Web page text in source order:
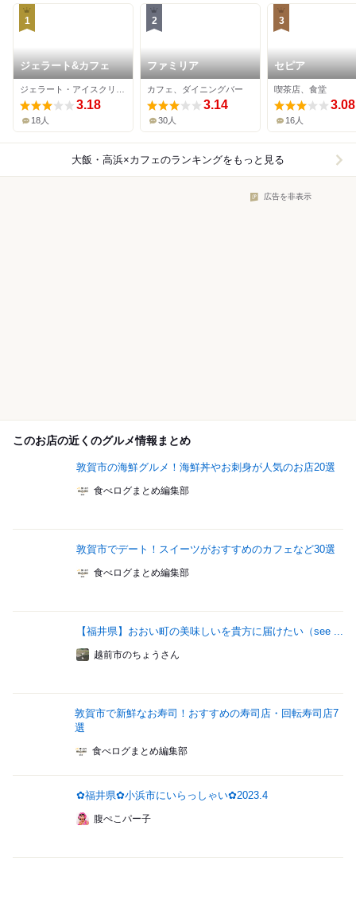
1
ジェラート&カフェ
3.18
18人
2
ファミリア
カフェ、ダイニングバー
3.14
30人
3
セピア
喫茶店、食堂
3.08
16人
大飯・高浜×カフェのランキングをもっと見る
広告を非表示
このお店の近くのグルメ情報まとめ
敦賀市の海鮮グルメ！海鮮丼やお刺身が人気のお店20選
食べログまとめ編集部
敦賀市でデート！スイーツがおすすめのカフェなど30選
食べログまとめ編集部
【福井県】おおい町の美味しいを貴方に届けたい（see ...
越前市のちょうさん
敦賀市で新鮮なお寿司！おすすめの寿司店・回転寿司店7
選
食べログまとめ編集部
✿福井県✿小浜市にいらっしゃい✿2023.4
腹ぺこパー子